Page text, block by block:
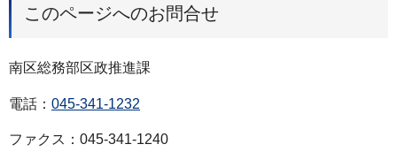
このページへのお問合せ
南区総務部区政推進課
電話： 045-341-1232
ファクス：045-341-1240